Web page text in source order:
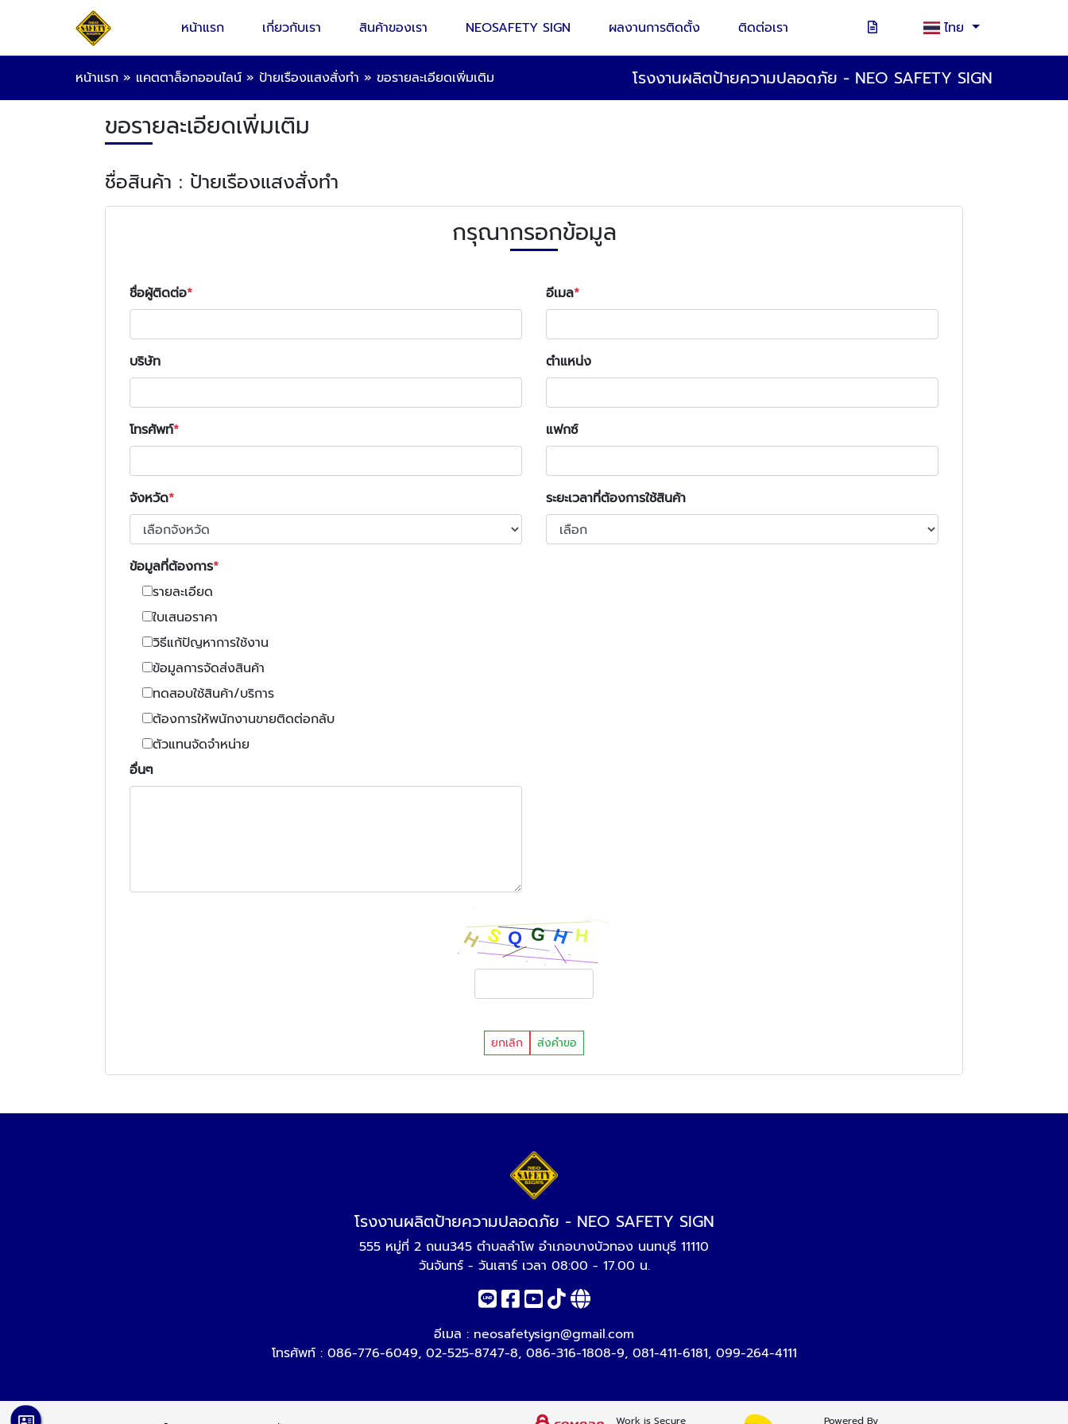
หน้าแรก เกี่ยวกับเรา สินค้าของเรา NEOSAFETY SIGN ผลงานการติดตั้ง ติดต่อเรา ไทย
หน้าแรก » แคตตาล็อกออนไลน์ » ป้ายเรืองแสงสั่งทำ » ขอรายละเอียดเพิ่มเติม โรงงานผลิตป้ายความปลอดภัย - NEO SAFETY SIGN
ขอรายละเอียดเพิ่มเติม
ชื่อสินค้า : ป้ายเรืองแสงสั่งทำ
กรุณากรอกข้อมูล
ชื่อผู้ติดต่อ อีเมล
บริษัท ตำแหน่ง
โทรศัพท์ แฟกซ์
จังหวัด ระยะเวลาที่ต้องการใช้สินค้า
ข้อมูลที่ต้องการ
รายละเอียด
ใบเสนอราคา
วิธีแก้ปัญหาการใช้งาน
ข้อมูลการจัดส่งสินค้า
ทดสอบใช้สินค้า/บริการ
ต้องการให้พนักงานขายติดต่อกลับ
ตัวแทนจัดจำหน่าย
อื่นๆ
ยกเลิก ส่งคำขอ
โรงงานผลิตป้ายความปลอดภัย - NEO SAFETY SIGN
555 หมู่ที่ 2 ถนน345 ตำบลลำโพ อำเภอบางบัวทอง นนทบุรี 11110
วันจันทร์ - วันเสาร์ เวลา 08:00 - 17.00 น.
อีเมล : neosafetysign@gmail.com
โทรศัพท์ : 086-776-6049, 02-525-8747-8, 086-316-1808-9, 081-411-6181, 099-264-4111
Work is Secure Powered By